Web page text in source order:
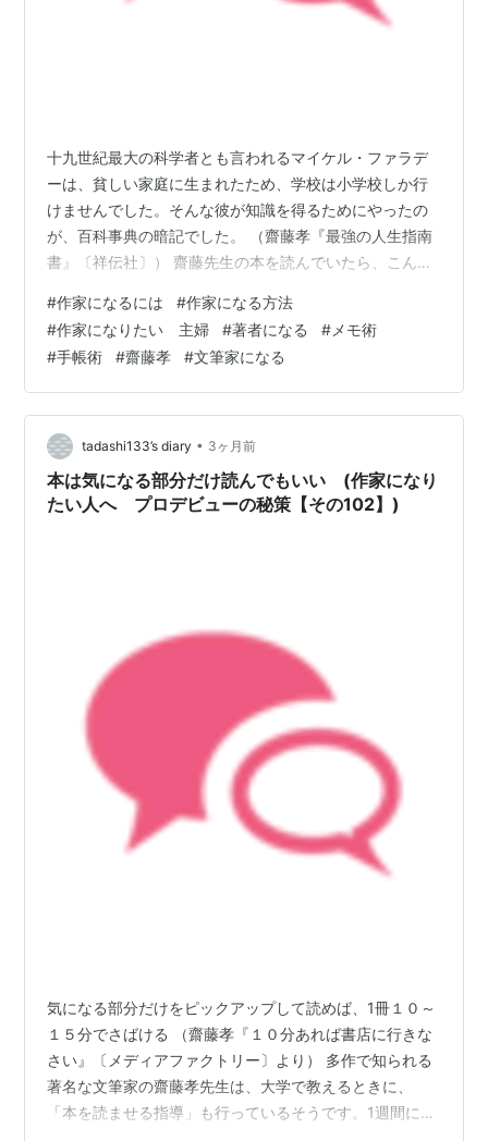
十九世紀最大の科学者とも言われるマイケル・ファラデ
ーは、貧しい家庭に生まれたため、学校は小学校しか行
けませんでした。そんな彼が知識を得るためにやったの
が、百科事典の暗記でした。 （齋藤孝『最強の人生指南
書』〔祥伝社〕） 齋藤先生の本を読んでいたら、こんな
通うのは、お金がかかることです。それは現代でも同じ
です。 でも、本ならば、学校の授業料よりもはるかに安
く入手できる。 本人にやる気さえあれば、本から多くの
知識を得ることができるんですね。 他の人が知らない知
識を、本から得ることができます。 「貧しいから学者に
なれない」と考えたらそれまでですが、…
#作家になるには #作家になる方法
#作家になりたい 主婦 #著者になる # メモ術
#手帳術 #齋藤孝 #文筆家になる
tadashi133’s diary • 3ヶ月前
本は気になる部分だけ読んでもいい (作家になり
たい人へ プロデビューの秘策【その102】)
気になる部分だけをピックアップして読めば、1冊１０～
１５分でさばける （齋藤孝『１０分あれば書店に行きな
さい』〔メディアファクトリー〕より） 多作で知られる
著名な文筆家の齋藤孝先生は、大学で教えるときに、
「本を読ませる指導」も行っているそうです。1週間に5